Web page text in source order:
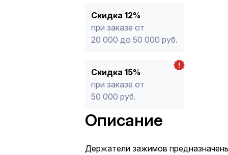
Скидка 12%
при заказе от
20 000 до 50 000 руб.
Скидка 15%
при заказе от
50 000 руб.
Описание
Держатели зажимов